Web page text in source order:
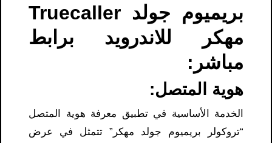
بريميوم جولد Truecaller
مهكر للاندرويد برابط
مباشر:
هوية المتصل:
الخدمة الأساسية في تطبيق معرفة هوية المتصل
“تروكولر بريميوم جولد مهكر” تتمثل في عرض